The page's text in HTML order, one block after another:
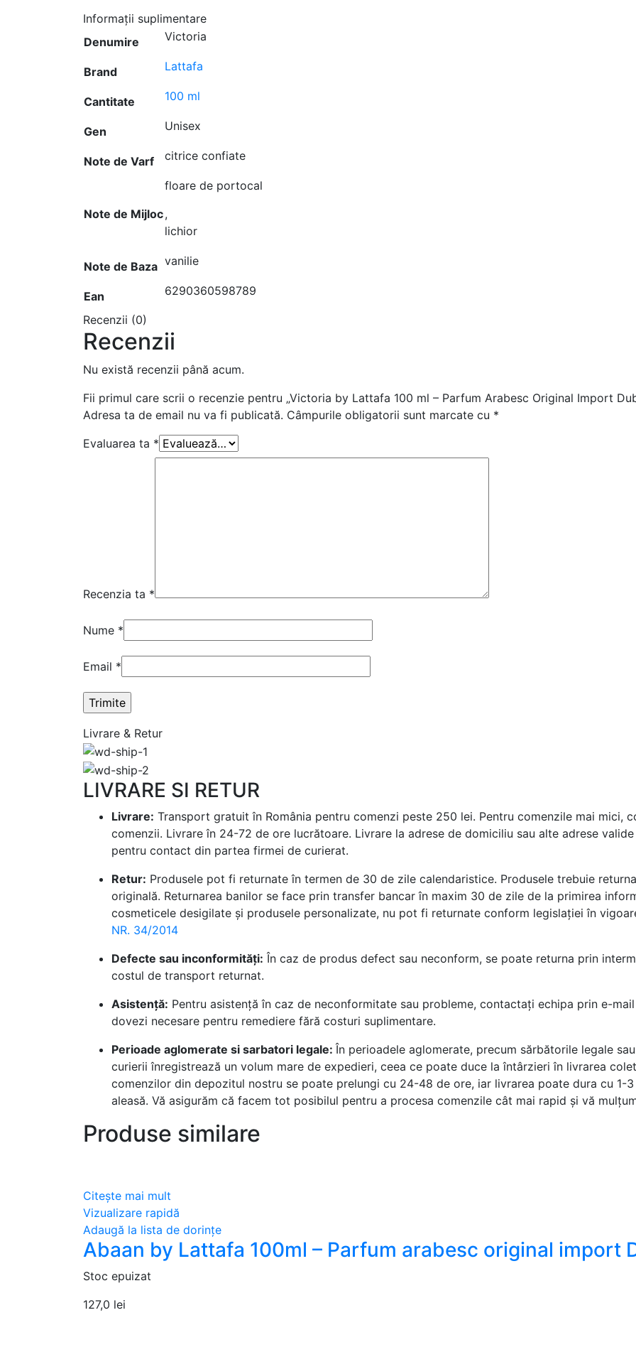
Informații suplimentare
Denumire
Victoria
Brand Lattafa
Cantitate 100 ml
Gen Unisex
Note de Varf citrice confiate
Note de Mijloc
floare de portocal
,
lichior
Note de Baza vanilie
Ean 6290360598789
Recenzii (0)
Recenzii
Nu există recenzii până acum.
Fii primul care scrii o recenzie pentru „Victoria by Lattafa 100 ml – Parfum Arabesc Original Import
Adresa ta de email nu va fi publicată. Câmpurile obligatorii sunt marcate cu *
Evaluarea ta *
Recenzia ta *
Nume *
Email *
Livrare & Retur
LIVRARE SI RETUR
Livrare: Transport gratuit în România pentru comenzi peste 250 lei. Pentru comenzile mai mici,
comenzii. Livrare în 24-72 de ore lucrătoare. Livrare la adrese de domiciliu sau alte adrese
pentru contact din partea firmei de curierat.
Retur: Produsele pot fi returnate în termen de 30 de zile calendaristice. Produsele trebuie
originală. Returnarea banilor se face prin transfer bancar în maxim 30 de zile de la primirea
cosmeticele desigilate și produsele personalizate, nu pot fi returnate conform legislației în
NR. 34/2014
Defecte sau inconformități: În caz de produs defect sau neconform, se poate returna prin
costul de transport returnat.
Asistență: Pentru asistență în caz de neconformitate sau probleme, contactați echipa prin e-
dovezi necesare pentru remediere fără costuri suplimentare.
Perioade aglomerate si sarbatori legale: În perioadele aglomerate, precum sărbătorile legale
curierii înregistrează un volum mare de expedieri, ceea ce poate duce la întârzieri în livrarea
comenzilor din depozitul nostru se poate prelungi cu 24-48 de ore, iar livrarea poate dura cu 1-
aleasă. Vă asigurăm că facem tot posibilul pentru a procesa comenzile cât mai rapid și vă
Produse similare
Citește mai mult
Vizualizare rapidă
Adaugă la lista de dorințe
Abaan by Lattafa 100ml – Parfum arabesc original import
Stoc epuizat
127,0 lei